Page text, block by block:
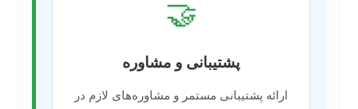
🤝
پشتیبانی و مشاوره
ارائه پشتیبانی مستمر و مشاوره‌های لازم در